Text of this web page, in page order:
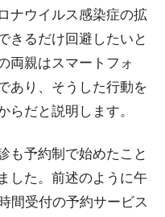
ナウイルス感染症の拡
きるだけ回避したいと
両親はスマートフォ
あり、そうした行動を
らだと説明します。
も予約制で始めたこと
した。前述のように午
間受付の予約サービス